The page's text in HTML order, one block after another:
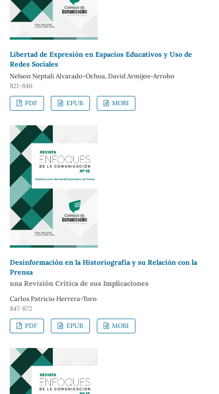
Libertad de Expresión en Espacios Educativos y Uso de
Redes Sociales
Nelson Neptali Alvarado-Ochoa, David Armijos-Arrobo
821-846
PDF EPUB MOBI
Desinformación en la Historiografía y su Relación con la
Prensa
una Revisión Crítica de sus Implicaciones
Carlos Patricio Herrera-Toro
847-872
PDF EPUB MOBI